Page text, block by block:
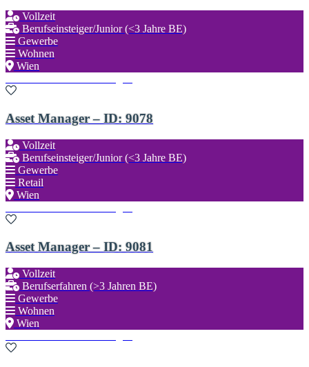
Vollzeit
Berufseinsteiger/Junior (<3 Jahre BE)
Gewerbe
Wohnen
Wien
Asset Manager – ID: 9078
Vollzeit
Berufseinsteiger/Junior (<3 Jahre BE)
Gewerbe
Retail
Wien
Asset Manager – ID: 9081
Vollzeit
Berufserfahren (>3 Jahren BE)
Gewerbe
Wohnen
Wien